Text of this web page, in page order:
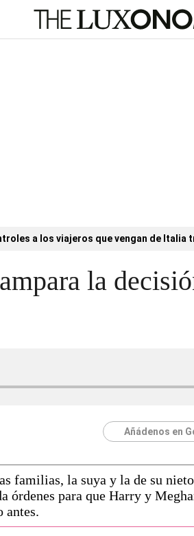
a los viajeros que vengan de
la
Añádenos en
familias, la suya y la de su
órdenes para que Harry y
antes.